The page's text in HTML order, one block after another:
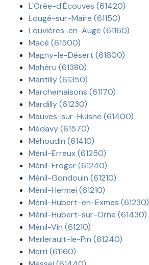
L'Orée-d'Écouves (61420)
Lougé-sur-Maire (61150)
Louvières-en-Auge (61160)
Macé (61500)
Magny-le-Désert (61600)
Mahéru (61380)
Mantilly (61350)
Marchemaisons (61170)
Mardilly (61230)
Mauves-sur-Huisne (61400)
Médavy (61570)
Méhoudin (61410)
Ménil-Erreux (61250)
Ménil-Froger (61240)
Ménil-Gondouin (61210)
Ménil-Hermei (61210)
Ménil-Hubert-en-Exmes (61230)
Ménil-Hubert-sur-Orne (61430)
Ménil-Vin (61210)
Merlerault-le-Pin (61240)
Merri (61160)